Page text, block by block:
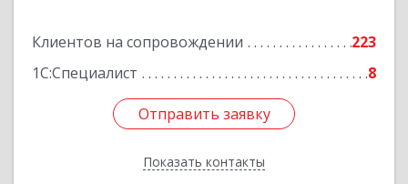
Клиентов на сопровождении
223
1С:Специалист
8
Отправить заявку
Показать контакты
Отправить заявку
Назад